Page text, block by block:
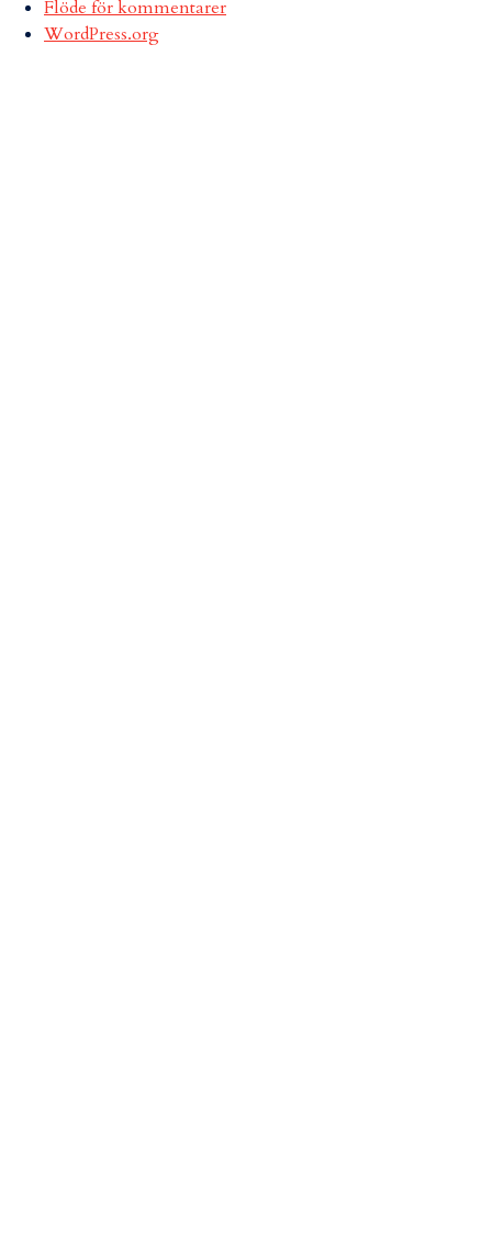
Flöde för kommentarer
WordPress.org